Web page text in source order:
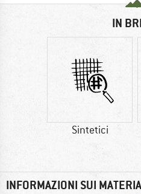
IN
Sintetici
INFORMAZIONI SUI